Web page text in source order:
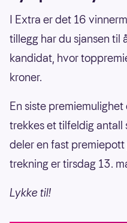
I Extra er det 16
tillegg har du sjansen til
kandidat, hvor
kroner.
En siste
trekkes et tilfeldig
deler en fast
trekning er tirsdag 13.
Lykke til!